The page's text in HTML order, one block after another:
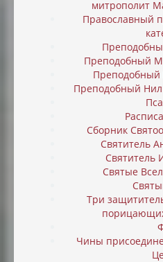
митрополит
Православный
Преподобный
Преподобный
Сборник
Святитель
Святитель
Святые
Три
Чины